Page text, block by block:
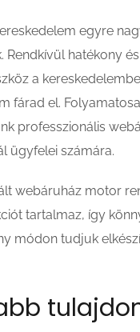
egyre
Rendkívül hatékony
a
fárad el.
professzionális
ügyfelei számára.
webáruház motor
tartalmaz, így
módon tudjuk